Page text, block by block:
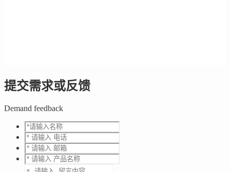
提交需求或反馈
Demand feedback